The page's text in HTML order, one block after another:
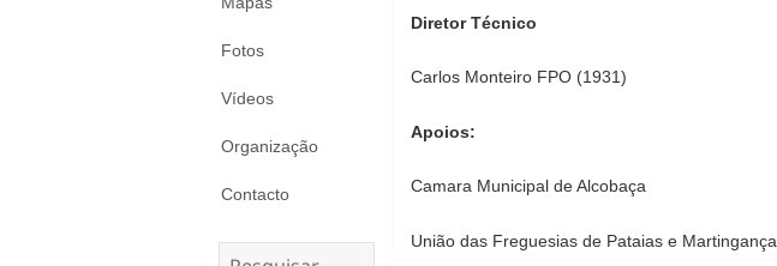
Fotos
Vídeos
Organização
Contacto
Diretor Técnico
Carlos Monteiro FPO (1931)
Apoios:
Camara Municipal de Alcobaça
União das Freguesias de Pataias e Martingança